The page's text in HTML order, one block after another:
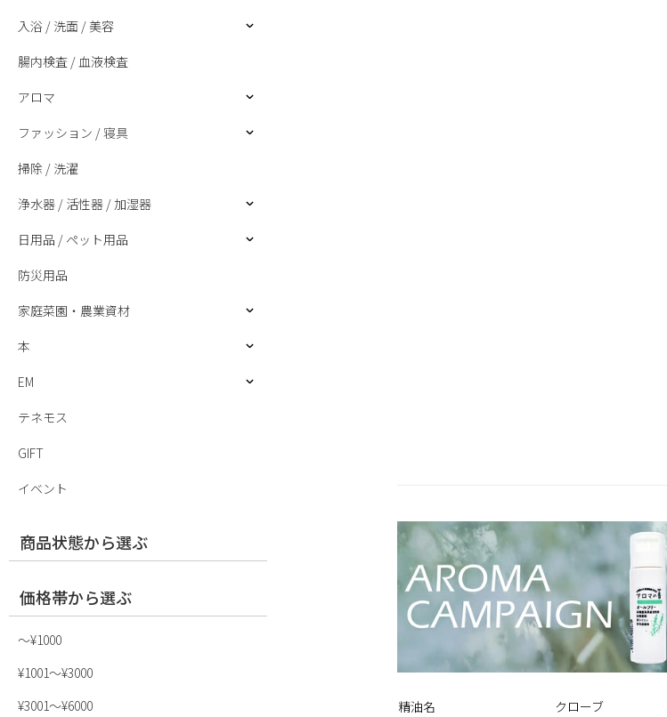
入浴 / 洗面 / 美容
腸内検査 / 血液検査
アロマ
ファッション / 寝具
掃除 / 洗濯
浄水器 / 活性器 / 加湿器
日用品 / ペット用品
防災用品
家庭菜園・農業資材
本
EM
テネモス
GIFT
イベント
商品状態から選ぶ
価格帯から選ぶ
〜¥1000
¥1001〜¥3000
¥3001〜¥6000
精油名
クローブ